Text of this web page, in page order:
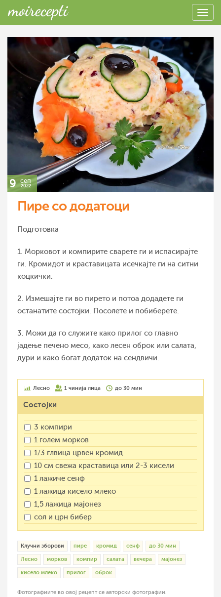
9 сеп
2022
Пире со додатоци
Подготовка
1. Морковот и компирите сварете ги и испасирајте
ги. Кромидот и краставицата исечкајте ги на ситни
коцкички.
2. Измешајте ги во пирето и потоа додадете ги
останатите состојки. Посолете и побиберете.
3. Можи да го служите како прилог со главно
јадење печено месо, како лесен оброк или салата,
дури и како богат додаток на сендвичи.
Лесно 1 чинија лица до 30 мин
Состојки
3 компири
1 голем морков
1/3 глвица црвен кромид
10 см свежа краставица или 2-3 кисели
1 лажиче сенф
1 лажица кисело млеко
1,5 лажица мајонез
сол и црн бибер
Клучни зборови пире кромид сенф до 30 мин
Лесно морков компир салата вечера мајонез
кисело млеко прилог оброк
Фотографиите во овој рецепт се авторски фотографии.